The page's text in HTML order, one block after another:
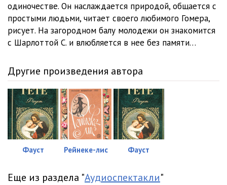
одиночестве. Он наслаждается природой, общается с
простыми людьми, читает своего любимого Гомера,
рисует. На загородном балу молодежи он знакомится
с Шарлоттой С. и влюбляется в нее без памяти…
Другие произведения автора
Фауст Рейнеке-лис Фауст
Еще из раздела "Аудиоспектакли"